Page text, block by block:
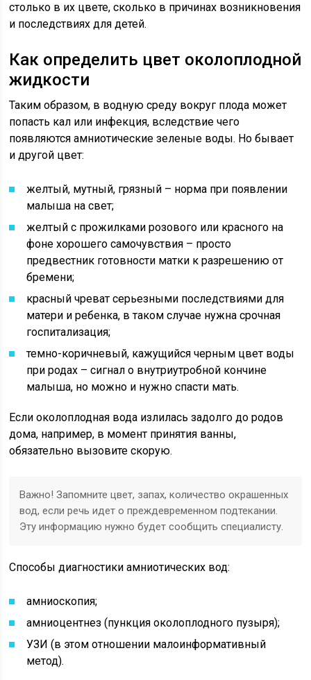
столько в их цвете, сколько в причинах возникновения
и последствиях для детей.
Как определить цвет околоплодной
жидкости
Таким образом, в водную среду вокруг плода может
попасть кал или инфекция, вследствие чего
появляются амниотические зеленые воды. Но бывает
и другой цвет:
желтый, мутный, грязный – норма при появлении
малыша на свет;
желтый с прожилками розового или красного на
фоне хорошего самочувствия – просто
предвестник готовности матки к разрешению от
бремени;
красный чреват серьезными последствиями для
матери и ребенка, в таком случае нужна срочная
госпитализация;
темно-коричневый, кажущийся черным цвет воды
при родах – сигнал о внутриутробной кончине
малыша, но можно и нужно спасти мать.
Если околоплодная вода излилась задолго до родов
дома, например, в момент принятия ванны,
обязательно вызовите скорую.
Важно! Запомните цвет, запах, количество окрашенных
вод, если речь идет о преждевременном подтекании.
Эту информацию нужно будет сообщить специалисту.
Способы диагностики амниотических вод:
амниоскопия;
амниоцентнез (пункция околоплодного пузыря);
УЗИ (в этом отношении малоинформативный
метод).